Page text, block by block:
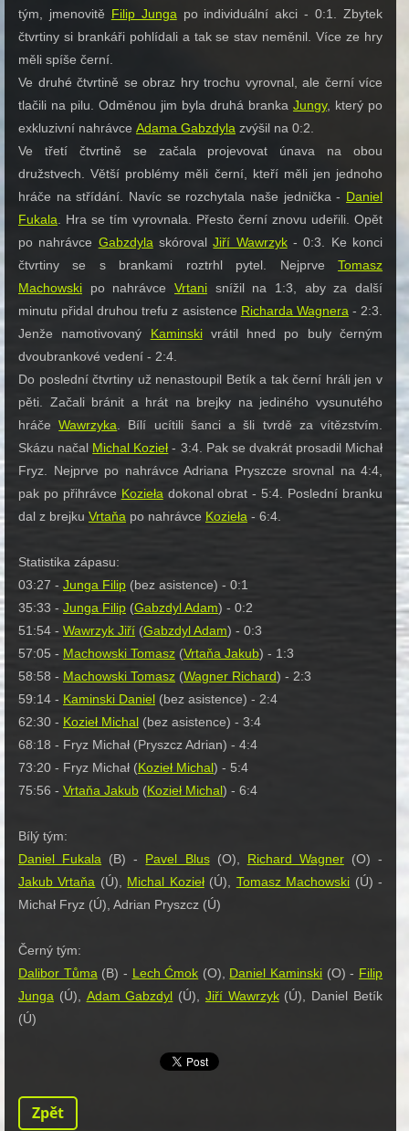
tým, jmenovitě Filip Junga po individuální akci - 0:1. Zbytek
čtvrtiny si brankáři pohlídali a tak se stav neměnil. Více ze hry
měli spíše černí.
Ve druhé čtvrtině se obraz hry trochu vyrovnal, ale černí více
tlačili na pilu. Odměnou jim byla druhá brankaJungy, který po
exkluzivní nahrávce Adama Gabzdyla zvýšil na 0:2.
Ve třetí čtvrtině se začala projevovat únava na obou
družstvech. Větší problémy měli černí, kteří měli jen jednoho
hráče na střídání. Navíc se rozchytala naše jednička - Daniel
Fukala . Hra se tím vyrovnala. Přesto černí znovu udeřili. Opět
po nahrávce Gabzdyla skórovalJiří Wawrzyk- 0:3. Ke konci
čtvrtiny se s brankami roztrhl pytel. NejprveTomasz
Machowski po nahrávceVrtani snížil na 1:3, aby za další
minutu přidal druhou trefu z asistence Richarda Wagnera - 2:3.
Jenže namotivovaný Kaminskivrátil hned po buly černým
dvoubrankové vedení - 2:4.
Do poslední čtvrtiny už nenastoupil Betík a tak černí hráli jen v
pěti. Začali bránit a hrát na brejky na jediného vysunutého
hráčeWawrzyka . Bílí ucítili šanci a šli tvrdě za vítězstvím.
Skázu načal Michal Kozieł - 3:4. Pak se dvakrát prosadil Michał
Fryz. Nejprve po nahrávce Adriana Pryszcze srovnal na 4:4,
pak po přihrávce Kozieła dokonal obrat - 5:4. Poslední branku
dal z brejku Vrtaňa po nahrávce Kozieła - 6:4.
Statistika zápasu:
03:27 - Junga Filip (bez asistence) - 0:1
35:33 - Junga Filip (Gabzdyl Adam) - 0:2
51:54 - Wawrzyk Jiří (Gabzdyl Adam) - 0:3
57:05 - Machowski Tomasz (Vrtaňa Jakub) - 1:3
58:58 - Machowski Tomasz (Wagner Richard) - 2:3
59:14 - Kaminski Daniel (bez asistence) - 2:4
62:30 - Kozieł Michal (bez asistence) - 3:4
68:18 - Fryz Michał (Pryszcz Adrian) - 4:4
73:20 - Fryz Michał (Kozieł Michal) - 5:4
75:56 - Vrtaňa Jakub (Kozieł Michal) - 6:4
Bílý tým:
Daniel Fukala (B) - Pavel Blus(O), Richard Wagner(O) -
Jakub Vrtaňa (Ú), Michal Kozieł(Ú), Tomasz Machowski (Ú) -
Michał Fryz (Ú), Adrian Pryszcz (Ú)
Černý tým:
Dalibor Tůma (B) - Lech Ćmok (O), Daniel Kaminski (O) - Filip
Junga (Ú), Adam Gabzdyl (Ú), Jiří Wawrzyk(Ú), Daniel Betík
(Ú)
Zpět